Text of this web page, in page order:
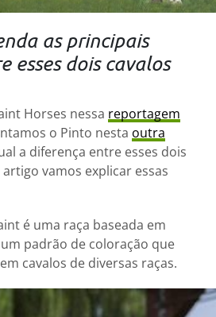
as principais
esses dois cavalos
Horses nessa reportagem
o Pinto nesta outra
a diferença entre esses dois
artigo vamos explicar essas
é uma raça baseada em
padrão de coloração que
cavalos de diversas raças.